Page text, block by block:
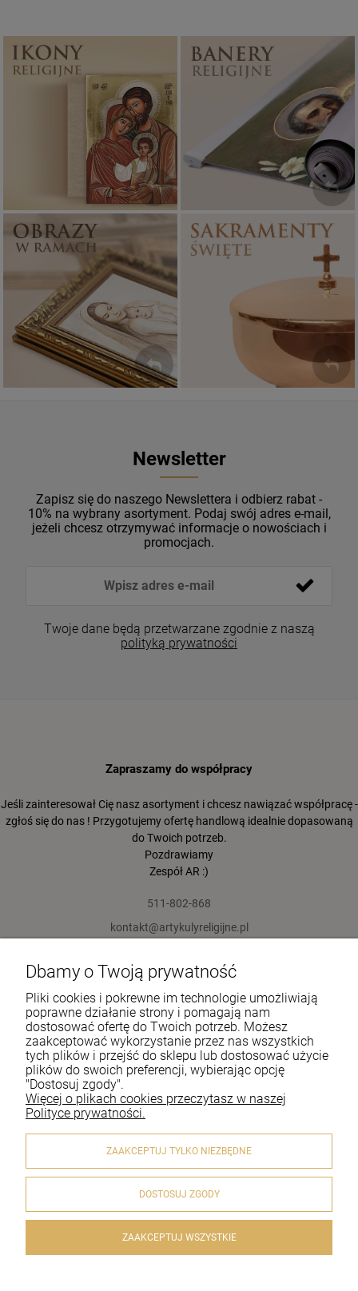
Ikony religijne
PONAD 400
WZORÓW
Banery religijne
ZOBACZ
Obrazy religijne
PIĘKNE
WZORY
Sakramenty Święte
Newsletter
Zapisz się do naszego Newslettera i odbierz rabat -
10% na wybrany asortyment. Podaj swój adres e-mail,
jeżeli chcesz otrzymywać informacje o nowościach i
promocjach.
Twoje dane będą przetwarzane zgodnie z naszą
polityką prywatności
Zapraszamy do współpracy
Jeśli zainteresował Cię nasz asortyment i chcesz nawiązać współpracę -
zgłoś się do nas ! Przygotujemy ofertę handlową idealnie dopasowaną
do Twoich potrzeb.
Pozdrawiamy
Zespół AR :)
511-802-868
kontakt@artykulyreligijne.pl
Pomoc
Moje konto
Płatności i dostawa
Informacje
O nas
© 2020 artykulyreligijne.pl . Wszelkie prawa zastrzeżone.
Styl graficzny i aplikacje ShopGadget.pl
Sklep internetowy
Dbamy o Twoją prywatność
Pliki cookies i pokrewne im technologie umożliwiają
poprawne działanie strony i pomagają nam
dostosować ofertę do Twoich potrzeb. Możesz
zaakceptować wykorzystanie przez nas wszystkich
tych plików i przejść do sklepu lub dostosować użycie
plików do swoich preferencji, wybierając opcję
"Dostosuj zgody".
Więcej o plikach cookies przeczytasz w naszej
Polityce prywatności.
ZAAKCEPTUJ TYLKO NIEZBĘDNE
DOSTOSUJ ZGODY
ZAAKCEPTUJ WSZYSTKIE